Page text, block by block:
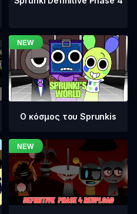
Ο κόσμος του Sprunkis